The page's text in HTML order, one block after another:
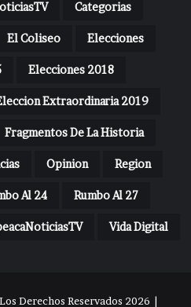
Categorias
El Coliseo Elecciones
Elecciones 2018
Extraordinaria 2019
Fragmentos De La Historia
Opinion Region
Al 24 Rumbo Al 27
Vida Digital
Derechos Reservados 2026 |